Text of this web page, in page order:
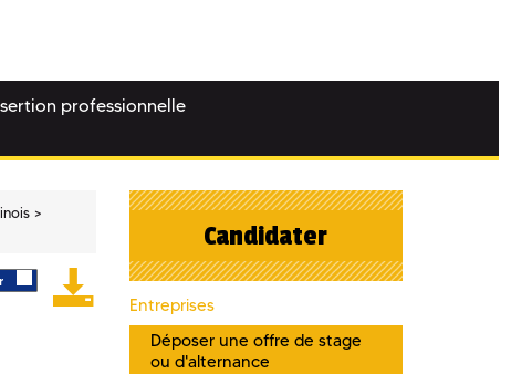
professionnelle
Candidater
Entreprises
Déposer une offre de stage
ou d'alternance